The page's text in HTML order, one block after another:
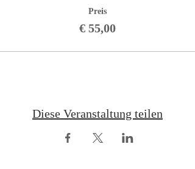
Preis
€ 55,00
Diese Veranstaltung teilen